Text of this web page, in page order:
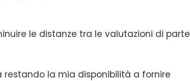
le distanze tra le valutazioni di parte
restando la mia disponibilità a fornire